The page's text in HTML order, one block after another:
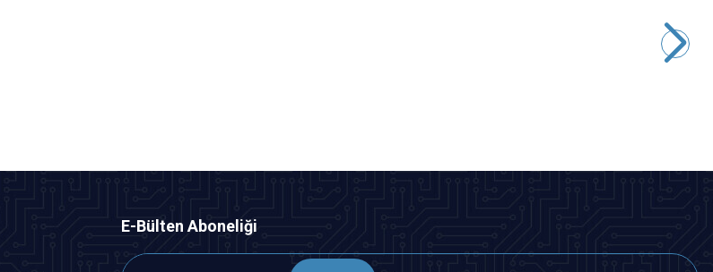
E-Bülten Aboneliği